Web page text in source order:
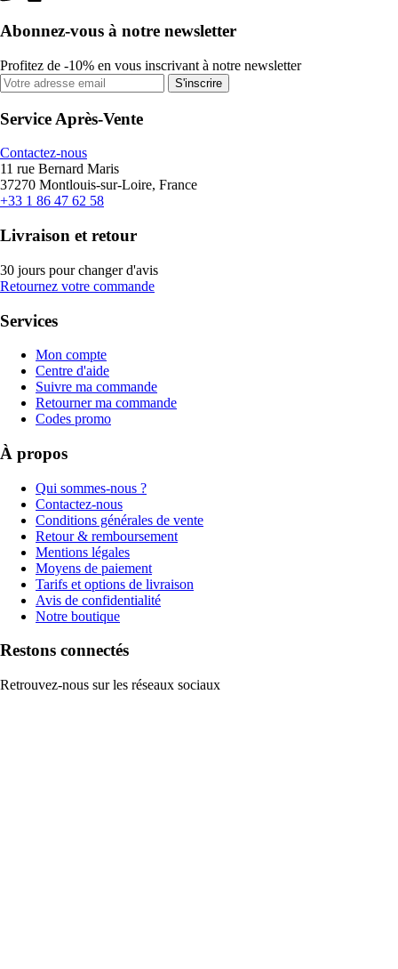
Abonnez-vous à notre newsletter
Profitez de -10% en vous inscrivant à notre newsletter
S'inscrire
Service Après-Vente
Contactez-nous
11 rue Bernard Maris
37270 Montlouis-sur-Loire, France
+33 1 86 47 62 58
Livraison et retour
30 jours pour changer d'avis
Retournez votre commande
Services
Mon compte
Centre d'aide
Suivre ma commande
Retourner ma commande
Codes promo
À propos
Qui sommes-nous ?
Contactez-nous
Conditions générales de vente
Retour & remboursement
Mentions légales
Moyens de paiement
Tarifs et options de livraison
Avis de confidentialité
Notre boutique
Restons connectés
Retrouvez-nous sur les réseaux sociaux